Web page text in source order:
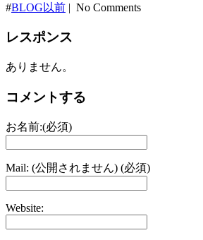
#BLOG以前 | No Comments
レスポンス
ありません。
コメントする
お名前:(必須)
Mail: (公開されません) (必須)
Website: